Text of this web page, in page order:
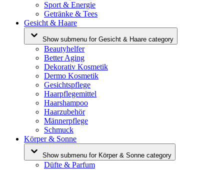
Sport & Energie
Getränke & Tees
Gesicht & Haare
Show submenu for Gesicht & Haare category
Beautyhelfer
Better Aging
Dekorativ Kosmetik
Dermo Kosmetik
Gesichtspflege
Haarpflegemittel
Haarshampoo
Haarzubehör
Männerpflege
Schmuck
Körper & Sonne
Show submenu for Körper & Sonne category
Düfte & Parfum